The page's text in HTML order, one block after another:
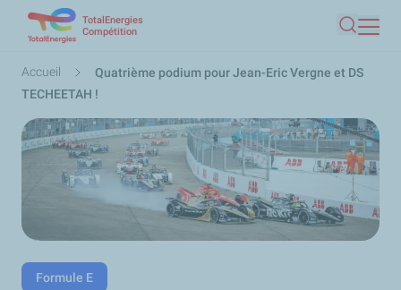
contenu
TotalEnergies
Compétition
Fil
d'Ariane
Accueil
Quatrième podium pour Jean-Eric Vergne et DS
TECHEETAH !
Formule E